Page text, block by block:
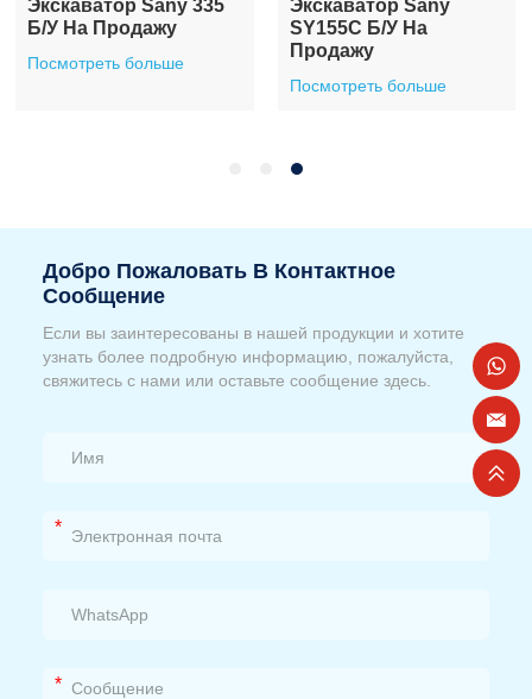
Экскаватор Sany 335
Б/у На Продажу
Посмотреть больше
Экскаватор Sany
SY155C Б/у На
Продажу
Посмотреть больше
Добро Пожаловать В Контактное
Сообщение
Если вы заинтересованы в нашей продукции и хотите
узнать более подробную информацию, пожалуйста,
свяжитесь с нами или оставьте сообщение здесь.
*
*